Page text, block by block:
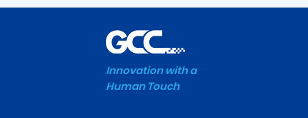
Innovation with a
Human Touch